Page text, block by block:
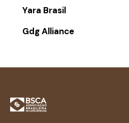
Yara Brasil
Gdg Alliance